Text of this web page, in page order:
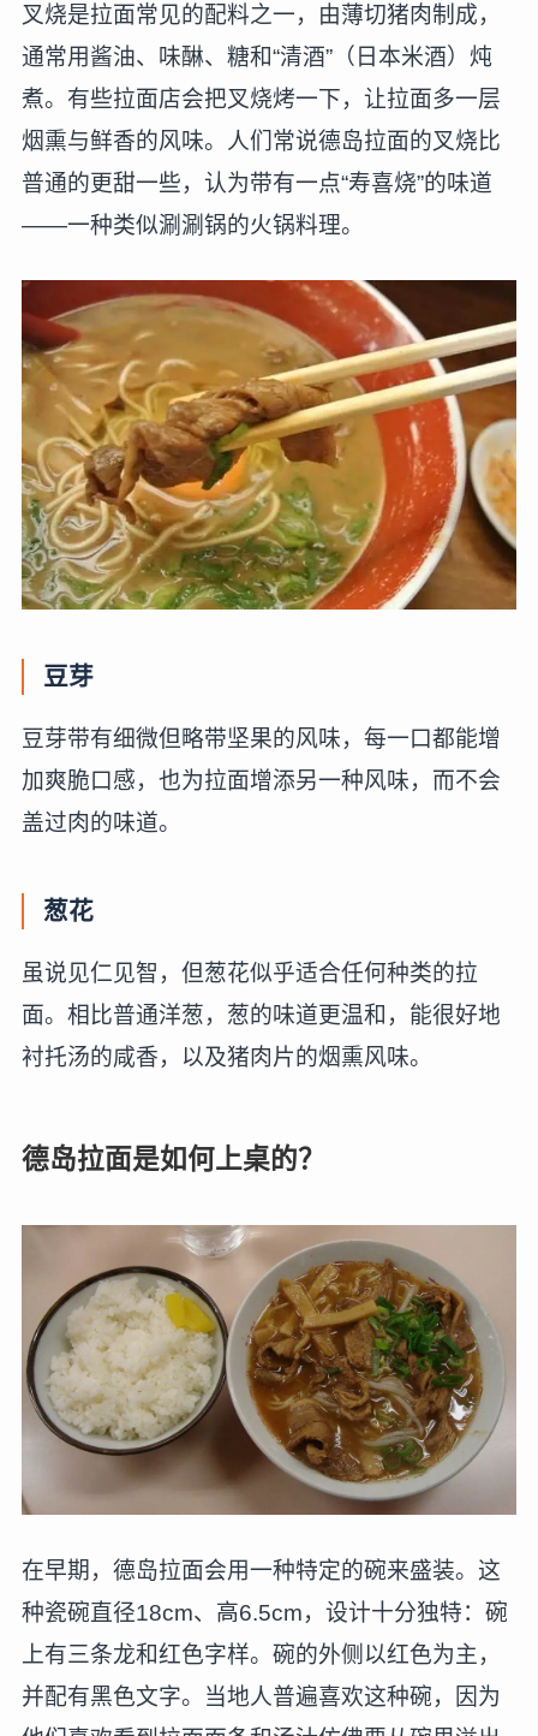
叉烧是拉面常见的配料之一，由薄切猪肉制成，
通常用酱油、味醂、糖和“清酒”（日本米酒）炖
煮。有些拉面店会把叉烧烤一下，让拉面多一层
烟熏与鲜香的风味。人们常说德岛拉面的叉烧比
普通的更甜一些，认为带有一点“寿喜烧”的味道
——一种类似涮涮锅的火锅料理。
豆芽
豆芽带有细微但略带坚果的风味，每一口都能增
加爽脆口感，也为拉面增添另一种风味，而不会
盖过肉的味道。
葱花
虽说见仁见智，但葱花似乎适合任何种类的拉
面。相比普通洋葱，葱的味道更温和，能很好地
衬托汤的咸香，以及猪肉片的烟熏风味。
德岛拉面是如何上桌的？
在早期，德岛拉面会用一种特定的碗来盛装。这
种瓷碗直径18cm、高6.5cm，设计十分独特：碗
上有三条龙和红色字样。碗的外侧以红色为主，
并配有黑色文字。当地人普遍喜欢这种碗，因为